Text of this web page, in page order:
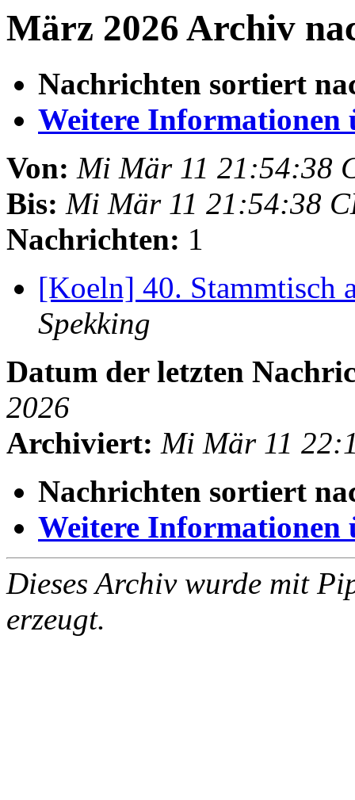
März 2026 Archiv
Nachrichten sortiert
Weitere Informationen
Von: Mi Mär 11 21:54:38
Bis: Mi Mär 11 21:54:38
Nachrichten: 1
[Koeln] 40. Stammtisch
Spekking
Datum der letzten
2026
Archiviert: Mi Mär 11
Nachrichten sortiert
Weitere Informationen
Dieses Archiv wurde mit
erzeugt.